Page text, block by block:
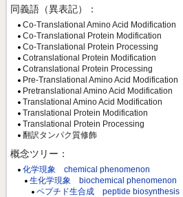
同義語（異表記）：
Co-Translational Amino Acid Modification
Co-Translational Protein Modification
Co-Translational Protein Processing
Cotranslational Protein Modification
Cotranslational Protein Processing
Pre-Translational Amino Acid Modification
Pretranslational Amino Acid Modification
Translational Amino Acid Modification
Translational Protein Modification
Translational Protein Processing
翻訳タンパク質修飾
概念ツリー：
化学現象 chemical phenomenon
生化学現象 biochemical phenomenon
ペプチド生合成 peptide biosynthesis